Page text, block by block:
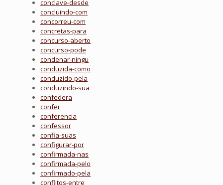
conclave-desde
concluindo-com
concorreu-com
concretas-para
concurso-aberto
concurso-pode
condenar-ningu
conduzida-como
conduzido-pela
conduzindo-sua
confedera
confer
conferencia
confessor
confia-suas
configurar-por
confirmada-nas
confirmada-pelo
confirmado-pela
conflitos-entre